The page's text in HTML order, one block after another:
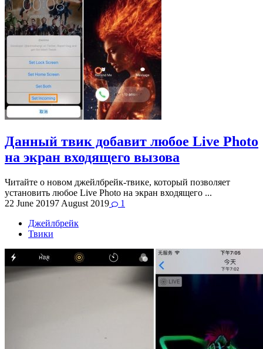
Данный твик добавит любое Live Photo
на экран входящего вызова
Читайте о новом джейлбрейк-твике, который позволяет
установить любое Live Photo на экран входящего ...
22 June 20197 August 2019
1
Джейлбрейк
Твики